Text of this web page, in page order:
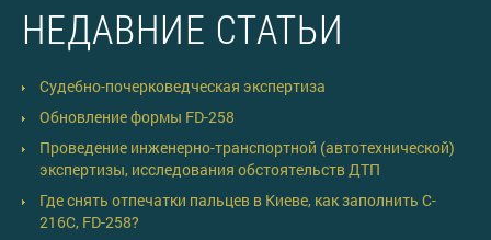
НЕДАВНИЕ СТАТЬИ
Судебно-почерковедческая экспертиза
Обновление формы FD-258
Проведение инженерно-транспортной (автотехнической)
экспертизы, исследования обстоятельств ДТП
Где снять отпечатки пальцев в Киеве, как заполнить C-
216C, FD-258?